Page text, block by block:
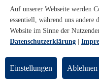
Transfer
Auf unserer Webseite werden
essentiell, während uns andere
Website im Sinne der
Datenschutzerklärung
Einstellungen Ablehnen